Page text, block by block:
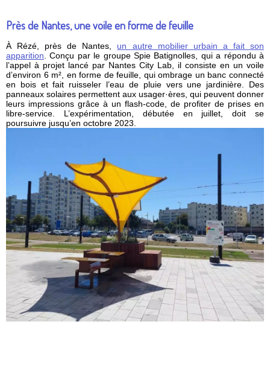
Près de Nantes, une voile en forme de feuille
À Rézé, près de Nantes, un autre mobilier urbain a fait son
apparition . Conçu par le groupe Spie Batignolles, qui a répondu à
l’appel à projet lancé par Nantes City Lab, il consiste en un voile
d’environ 6 m², en forme de feuille, qui ombrage un banc connecté
en bois et fait ruisseler l’eau de pluie vers une jardinière. Des
panneaux solaires permettent aux usager·ères, qui peuvent donner
leurs impressions grâce à un flash-code, de profiter de prises en
libre-service. L’expérimentation, débutée en juillet, doit se
poursuivre jusqu’en octobre 2023.